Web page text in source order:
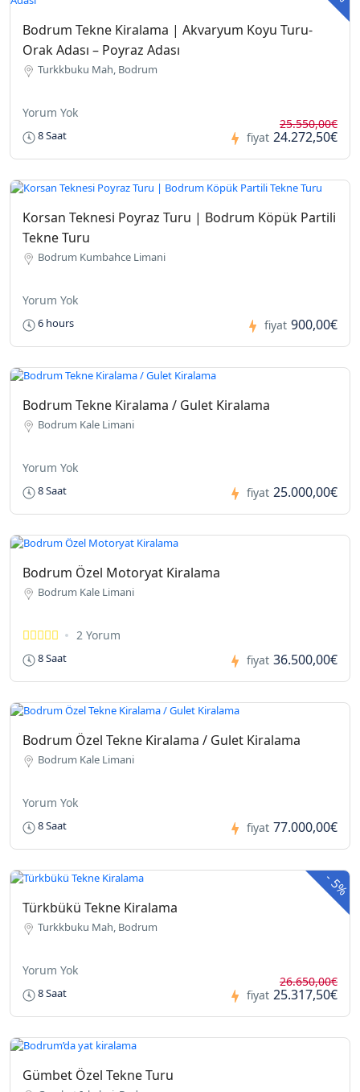
Bodrum Tekne Kiralama | Akvaryum Koyu Turu-
Orak Adası – Poyraz Adası
Turkkbuku Mah, Bodrum
Yorum Yok
8 Saat fiyat
25.550,00€
24.272,50€
Korsan Teknesi Poyraz Turu | Bodrum Köpük Partili
Tekne Turu
Bodrum Kumbahce Limani
Yorum Yok
6 hours fiyat 900,00€
Bodrum Tekne Kiralama / Gulet Kiralama
Bodrum Kale Limani
Yorum Yok
8 Saat fiyat 25.000,00€
Bodrum Özel Motoryat Kiralama
Bodrum Kale Limani
2 Yorum
8 Saat fiyat 36.500,00€
Bodrum Özel Tekne Kiralama / Gulet Kiralama
Bodrum Kale Limani
Yorum Yok
8 Saat fiyat 77.000,00€
-
5%
Türkbükü Tekne Kiralama
Turkkbuku Mah, Bodrum
Yorum Yok
8 Saat fiyat
26.650,00€
25.317,50€
Gümbet Özel Tekne Turu